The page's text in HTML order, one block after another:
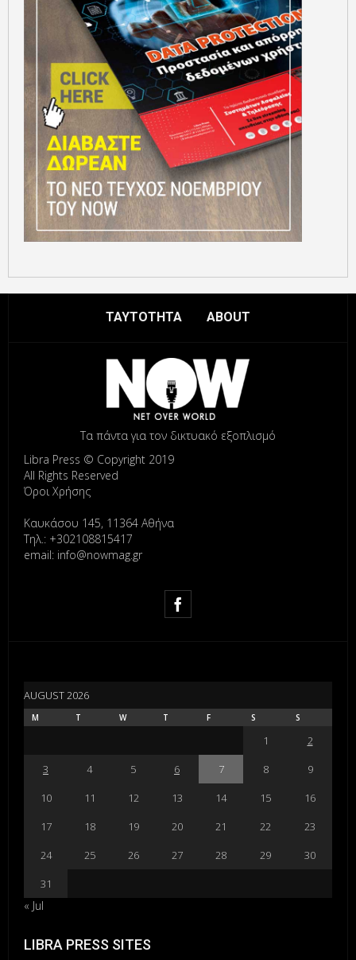
ΤΑΥΤΟΤΗΤΑ ABOUT
Τα πάντα για τον δικτυακό εξοπλισμό
Libra Press © Copyright 2019
All Rights Reserved
Όροι Χρήσης
Καυκάσου 145, 11364 Αθήνα
Τηλ.: +302108815417
email: info@nowmag.gr
AUGUST 2026
M T W T F S S
1
2
3
4 5 6 7 8
9
10
11 12 13 14 15
16
17
18 19 20 21 22
23
24
25 26 27 28 29
30
31
« Jul
LIBRA PRESS SITES